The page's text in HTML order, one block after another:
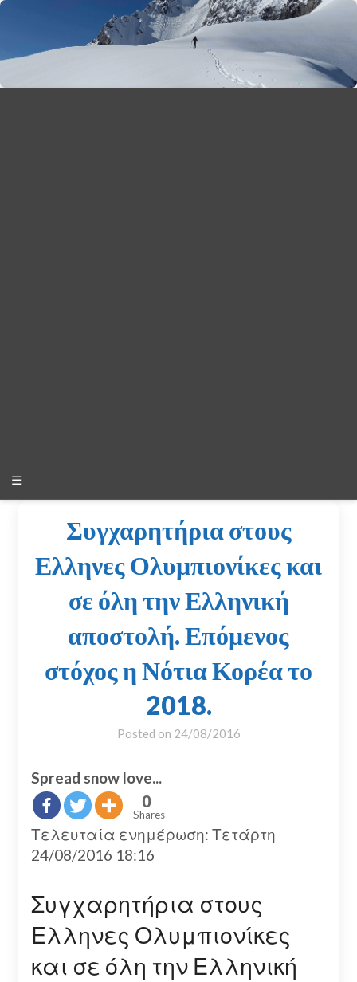
☰
Συγχαρητήρια στους
Ελληνες Ολυμπιονίκες και
σε όλη την Ελληνική
αποστολή. Επόμενος
στόχος η Νότια Κορέα το
2018.
Posted on 24/08/2016
Spread snow love...
0
Shares
Τελευταία ενημέρωση: Τετάρτη
24/08/2016 18:16
Συγχαρητήρια στους
Ελληνες Ολυμπιονίκες
και σε όλη την Ελληνική